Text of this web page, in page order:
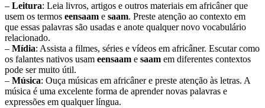
– Leitura: Leia livros, artigos e outros materiais em africâner que
usem os termos eensaam e saam. Preste atenção ao contexto em
que essas palavras são usadas e anote qualquer novo vocabulário
relacionado.
– Mídia: Assista a filmes, séries e vídeos em africâner. Escutar como
os falantes nativos usam eensaam e saam em diferentes contextos
pode ser muito útil.
– Música: Ouça músicas em africâner e preste atenção às letras. A
música é uma excelente forma de aprender novas palavras e
expressões em qualquer língua.